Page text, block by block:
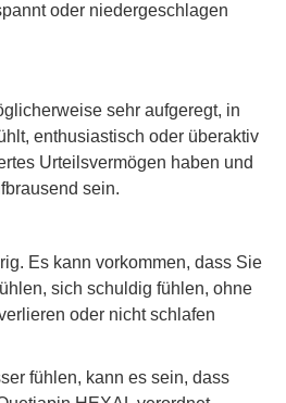
oder niedergeschlagen
sehr aufgeregt, in
enthusiastisch oder überaktiv
Urteilsvermögen haben und
sein.
Es kann vorkommen, dass Sie
sich schuldig fühlen, ohne
oder nicht schlafen
fühlen, kann es sein, dass